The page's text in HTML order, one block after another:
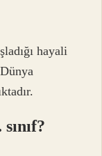
hayali